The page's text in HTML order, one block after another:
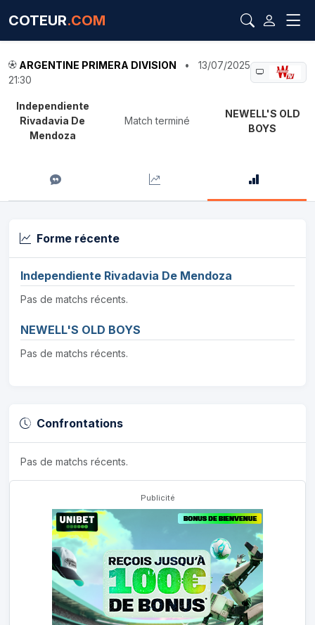
COTEUR.COM
ARGENTINE PRIMERA DIVISION •
13/07/2025
21:30
Independiente
Rivadavia De
Mendoza
Match terminé
NEWELL'S OLD
BOYS
Forme récente
Independiente Rivadavia De Mendoza
Pas de matchs récents.
NEWELL'S OLD BOYS
Pas de matchs récents.
Confrontations
Pas de matchs récents.
Publicité